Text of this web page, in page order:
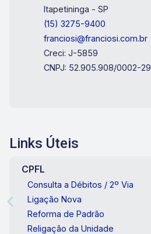
Itapetininga - SP
(15) 3275-9400
franciosi@franciosi.com.br
Creci: J-5859
CNPJ: 52.905.908/0002-29
Links Úteis
CPFL
Consulta a Débitos / 2º Via
Ligação Nova
Reforma de Padrão
Religação da Unidade